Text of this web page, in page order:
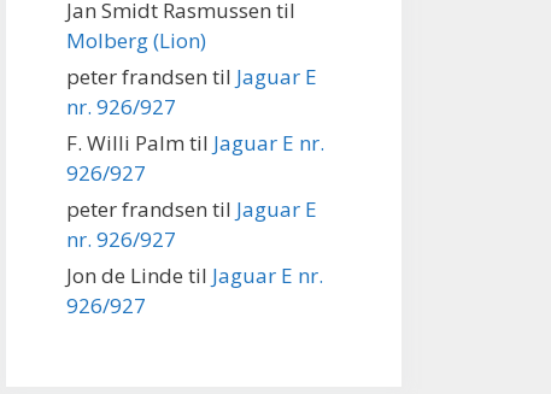
Jan Smidt Rasmussen til
Molberg (Lion)
peter frandsen til Jaguar E
nr. 926/927
F. Willi Palm til Jaguar E nr.
926/927
peter frandsen til Jaguar E
nr. 926/927
Jon de Linde til Jaguar E nr.
926/927